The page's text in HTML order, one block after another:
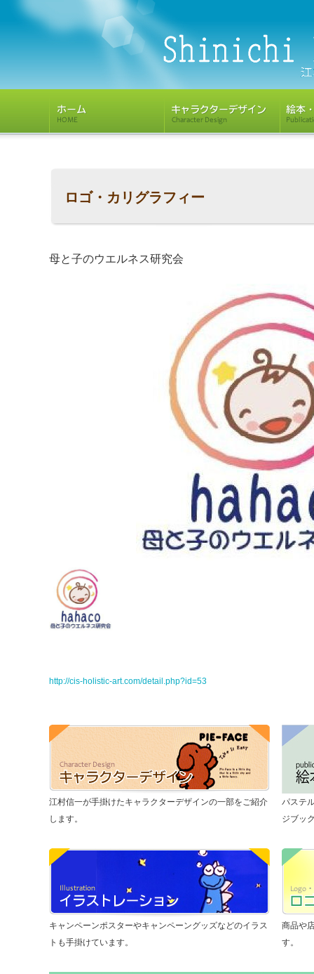
ロゴ・カリグラフィー
母と子のウエルネス研究会
http://cis-holistic-art.com/detail.php?id=53
江村信一が手掛けたキャラクターデザインの一部をご紹介
します。
パステ
ジブッ
キャンペーンポスターやキャンペーングッズなどのイラス
トも手掛けています。
商品や
す。